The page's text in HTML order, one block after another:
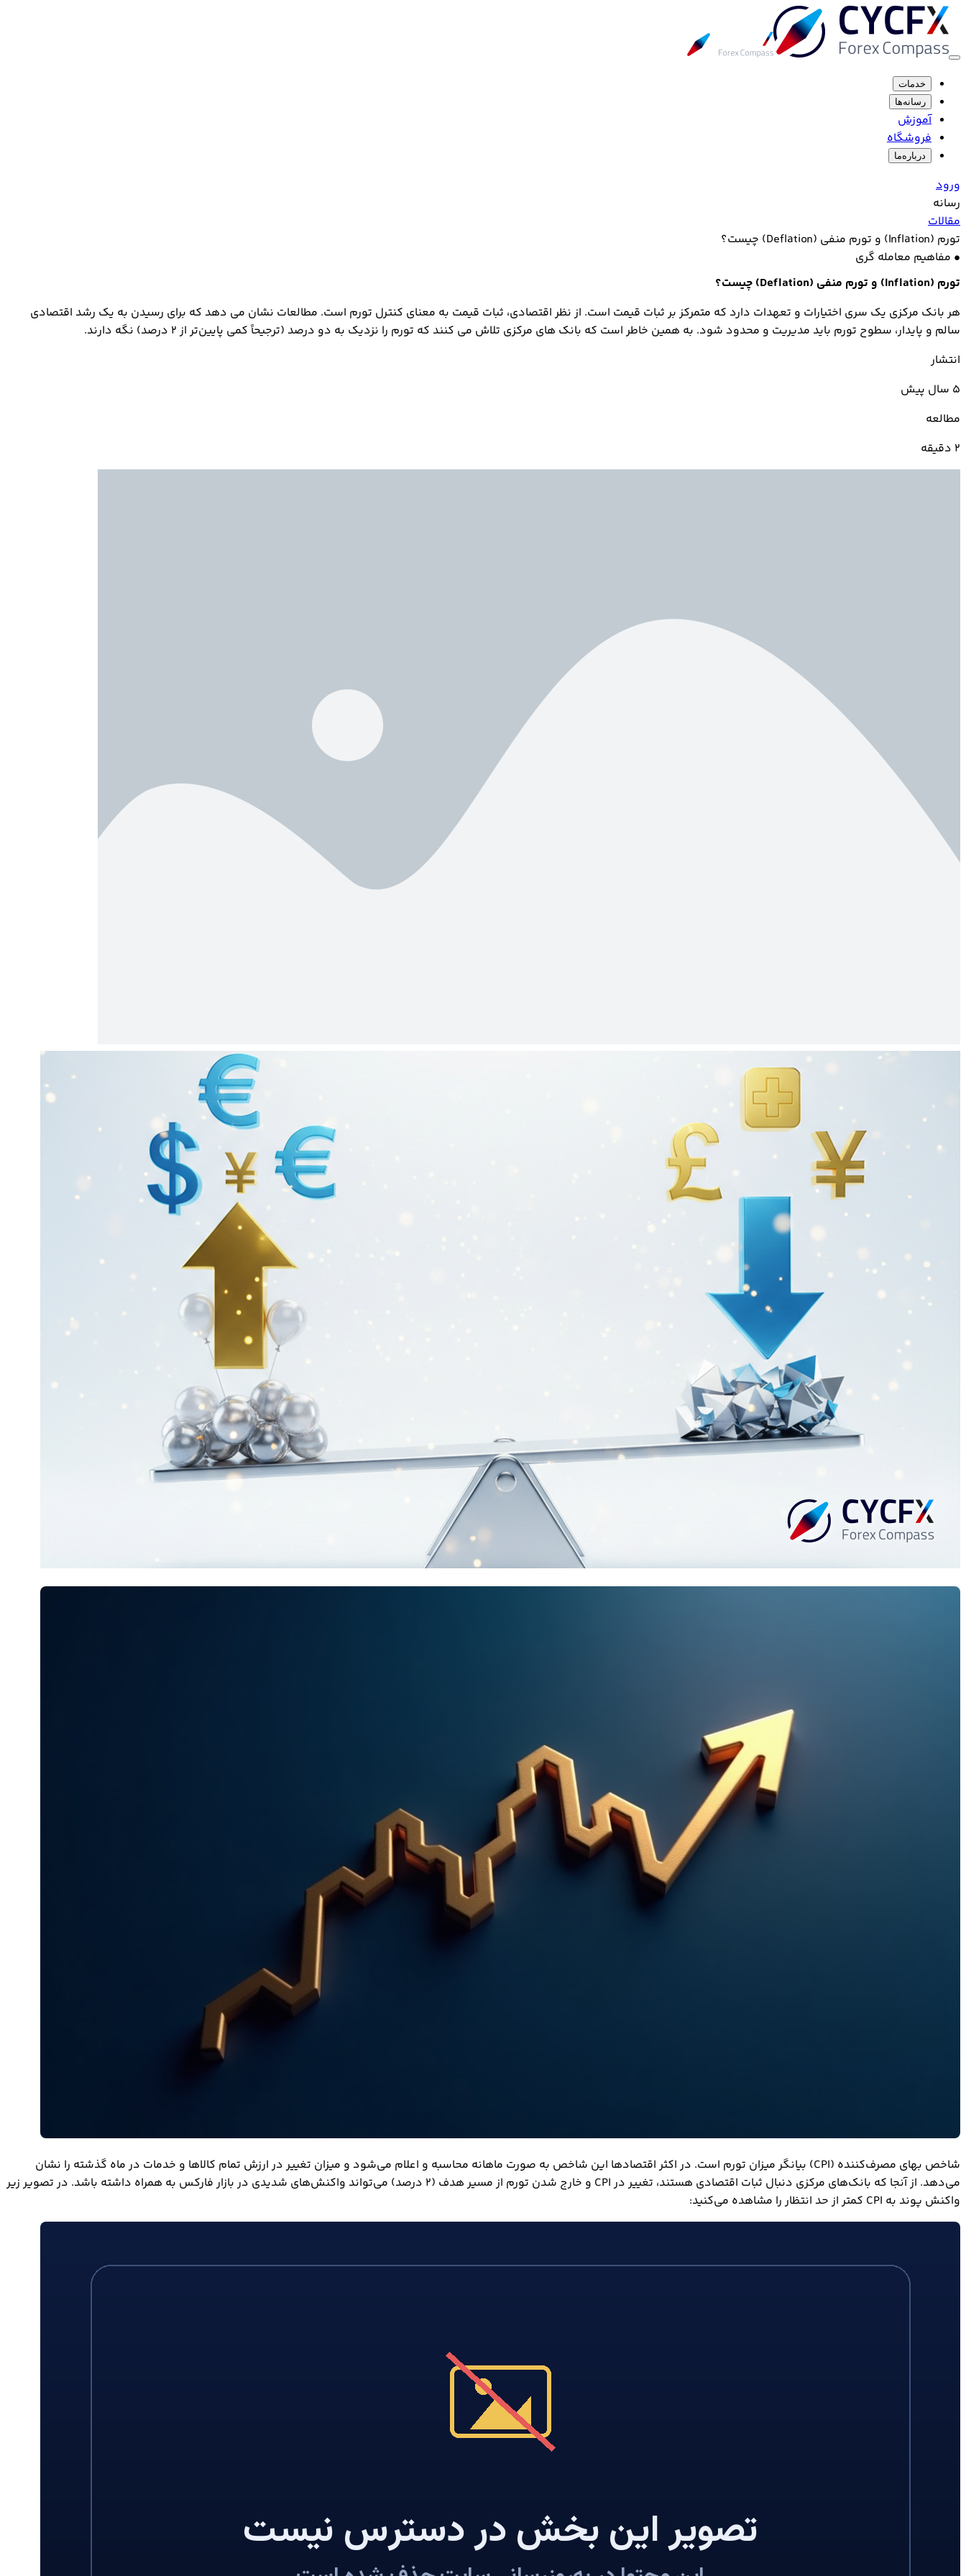
خدمات
رسانه‌ها
آموزش
فروشگاه
درباره‌ما
ورود
رسانه
مقالات
تورم (Inflation) و تورم منفی (Deflation) چیست؟
• مفاهیم معامله گری
تورم (Inflation) و تورم منفی (Deflation) چیست؟
هر بانک مرکزی یک سری اختیارات و تعهدات دارد که متمرکز بر ثبات قیمت است. از نظر اقتصادی، ثبات قیمت به معنای کنترل تورم است. مطالعات نشان می دهد که برای رسیدن به یک رشد اقتصادی
سالم و پایدار، سطوح تورم باید مدیریت و محدود شود. به همین خاطر است که بانک های مرکزی تلاش می کنند که تورم را نزدیک به دو درصد (ترجیحاً کمی پایین‌تر از 2 درصد) نگه دارند.
انتشار
5 سال پیش
مطالعه
2 دقیقه
شاخص بهای مصرف‌کننده (CPI) بیانگر میزان تورم است. در اکثر اقتصادها این شاخص به صورت ماهانه محاسبه و اعلام می‌شود و میزان تغییر در ارزش تمام کالاها و خدمات در ماه گذشته را نشان
می‌دهد. از آنجا که بانک‌های مرکزی دنبال ثبات اقتصادی هستند، تغییر در CPI و خارج شدن تورم از مسیر هدف (2 درصد) می‌تواند واکنش‌های شدیدی در بازار فارکس به همراه داشته باشد. در تصویر زیر
واکنش پوند به CPI کمتر از حد انتظار را مشاهده می‌کنید: